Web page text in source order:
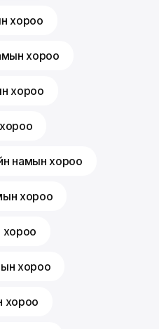
хороо
хороо
хороо
намын хороо
хороо
хороо
хороо
хороо